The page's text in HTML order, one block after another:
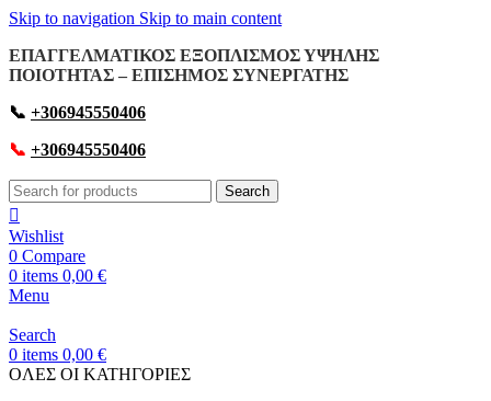
Skip to navigation Skip to main content
ΕΠΑΓΓΕΛΜΑΤΙΚΟΣ ΕΞΟΠΛΙΣΜΟΣ ΥΨΗΛΗΣ
ΠΟΙΟΤΗΤΑΣ – ΕΠΙΣΗΜΟΣ ΣΥΝΕΡΓΑΤΗΣ
📞 +306945550406
📞 +306945550406
Search
Wishlist
0 Compare
0 items 0,00 €
Menu
Search
0 items 0,00 €
OΛΕΣ ΟΙ ΚΑΤΗΓΟΡΙΕΣ